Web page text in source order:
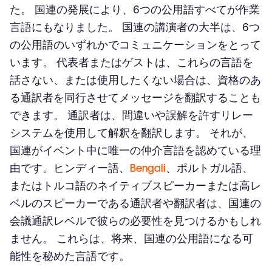
た。 国連の発展により、6つの公用語すべてが作業
言語にもなりました。 国連の講演者の大半は、6つ
の公用語のいずれかでコミュニケーションをとって
います。 代表者またはゲストは、これらの言語を
話さない、または使用したくない場合は、資格のあ
る通訳者を同行させてメッセージを翻訳することも
できます。 通訳者は、間違いや誤解を許すリレー
システムを使用して解釈を翻訳します。 それが、
国連がイベント中に唯一の仲介言語を認めている理
由です。ヒンディー語、 Bengali、ポルトガル語、
またはトルコ語のネイティブスピーカーまたは高レ
ベルのスピーカーである通訳者や翻訳者は、国連の
会議通訳レベルで彼らの必要性を見つけるかもしれ
ません。 これらは、将来、国連の公用語になる可
能性を秘めた言語です。